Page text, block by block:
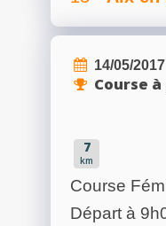
14/05/2017
Course
7
km
Course
Départ à